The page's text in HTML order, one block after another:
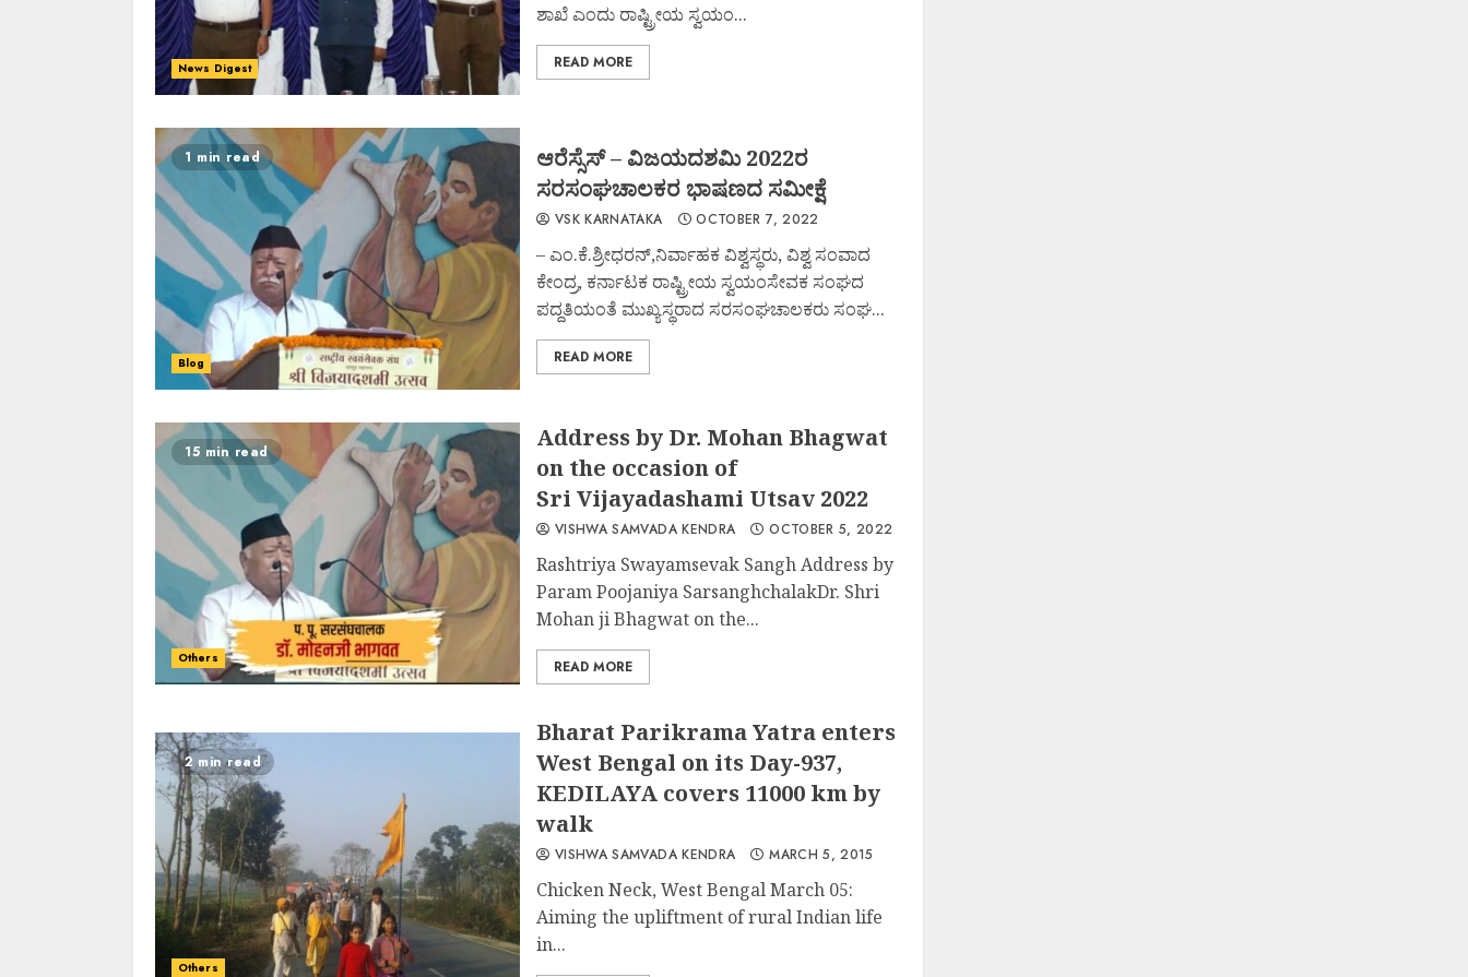
News Digest
ಶಾಖೆ ಎಂದು ರಾಷ್ಟ್ರೀಯ ಸ್ವಯಂ...
READ MORE
1 min read
Blog
ಆರೆಸ್ಸೆಸ್ – ವಿಜಯದಶಮಿ 2022ರ
ಸರಸಂಘಚಾಲಕರ ಭಾಷಣದ ಸಮೀಕ್ಷೆ
VSK KARNATAKA OCTOBER 7, 2022
– ಎಂ.ಕೆ.ಶ್ರೀಧರನ್,ನಿರ್ವಾಹಕ ವಿಶ್ವಸ್ಥರು, ವಿಶ್ವ ಸಂವಾದ
ಕೇಂದ್ರ, ಕರ್ನಾಟಕ ರಾಷ್ಟ್ರೀಯ ಸ್ವಯಂಸೇವಕ ಸಂಘದ
ಪದ್ದತಿಯಂತೆ ಮುಖ್ಯಸ್ಥರಾದ ಸರಸಂಘಚಾಲಕರು ಸಂಘ...
READ MORE
15 min read
Others
Address by Dr. Mohan Bhagwat
on the occasion of
Sri Vijayadashami Utsav 2022
VISHWA SAMVADA KENDRA OCTOBER 5, 2022
Rashtriya Swayamsevak Sangh Address by
Param Poojaniya SarsanghchalakDr. Shri
Mohan ji Bhagwat on the...
READ MORE
2 min read
Others
Bharat Parikrama Yatra enters
West Bengal on its Day-937,
KEDILAYA covers 11000 km by
walk
VISHWA SAMVADA KENDRA MARCH 5, 2015
Chicken Neck, West Bengal March 05:
Aiming the upliftment of rural Indian life
in...